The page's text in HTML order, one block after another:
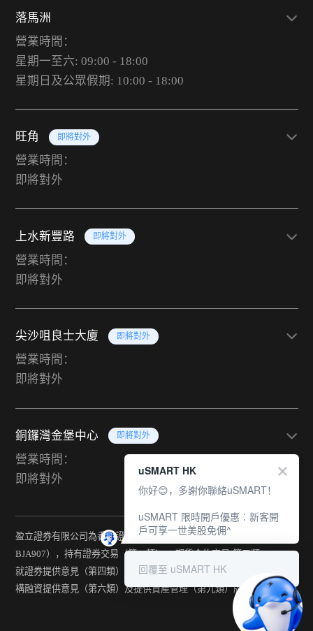
落馬洲
營業時間：
星期一至六: 09:00 - 18:00
星期日及公眾假期: 10:00 - 18:00
旺角 即將對外
營業時間：
即將對外
上水新豐路 即將對外
營業時間：
即將對外
尖沙咀良士大廈 即將對外
營業時間：
即將對外
銅鑼灣金堡中心 即將對外
營業時間：
即將對外
盈立證券有限公司為香港證監會持牌法團（中央編號：
BJA907），持有證券交易（第一類） 、期貨合約交易(第二類) 、
就證券提供意見（第四類） 、就期貨合約提供意見(第五類) 、就機
構融資提供意見（第六類）及提供資產管理（第九類）牌照。
uSMART HK
你好😊，多謝你聯絡uSMART！
uSMART 限時開戶優惠︰新客開
戶可享一世美股免佣^
回覆至 uSMART HK